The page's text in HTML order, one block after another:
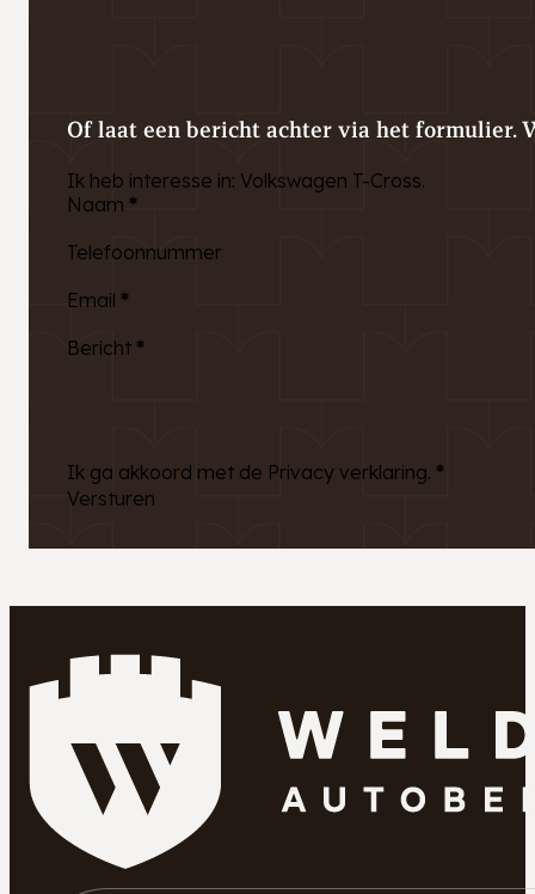
Of laat een bericht achter via het formulier.
Ik heb interesse in: Volkswagen T-Cross.
Naam *
Telefoonnummer
Email *
Bericht *
Ik ga akkoord met de Privacy verklaring. *
Versturen